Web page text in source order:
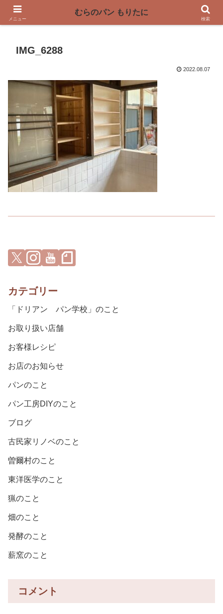
〜奈良県曽爾村の薪窯パン屋〜
IMG_6288
2022.08.07
カテゴリー
「ドリアン パン学校」のこと
お取り扱い店舗
お客様レシピ
お店のお知らせ
パンのこと
パン工房DIYのこと
ブログ
古民家リノベのこと
曽爾村のこと
東洋医学のこと
猟のこと
畑のこと
発酵のこと
薪窯のこと
コメント
メニュー
むらのパン もりたに
検索